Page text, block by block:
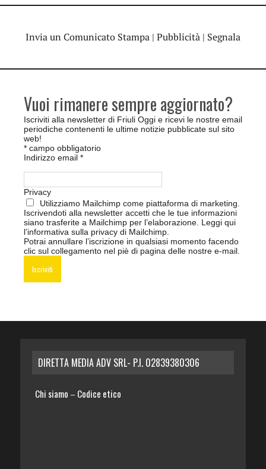
Invia un Comunicato Stampa | Pubblicità | Segnala
Vuoi rimanere sempre aggiornato?
Iscriviti alla newsletter di Friuli Oggi e ricevi le nostre email
periodiche contenenti le ultime notizie pubblicate sul sito
web!
* campo obbligatorio
Indirizzo email *
Privacy
Utilizziamo Mailchimp come piattaforma di marketing.
Iscrivendoti alla newsletter accetti che le tue informazioni
siano trasferite a Mailchimp per l’elaborazione. Leggi qui
l’informativa sulla privacy di Mailchimp
Potrai annullare l’iscrizione in qualsiasi momento facendo
clic sul collegamento nel piè di pagina delle nostre e-mail.
DIRETTA MEDIA ADV SRL- P.I. 02839380306
Chi siamo – Codice etico